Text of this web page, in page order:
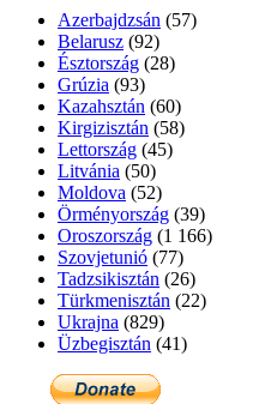
Azerbajdzsán (57)
Belarusz (92)
Észtország (28)
Grúzia (93)
Kazahsztán (60)
Kirgizisztán (58)
Lettország (45)
Litvánia (50)
Moldova (52)
Örményország (39)
Oroszország (1 166)
Szovjetunió (77)
Tadzsikisztán (26)
Türkmenisztán (22)
Ukrajna (829)
Üzbegisztán (41)